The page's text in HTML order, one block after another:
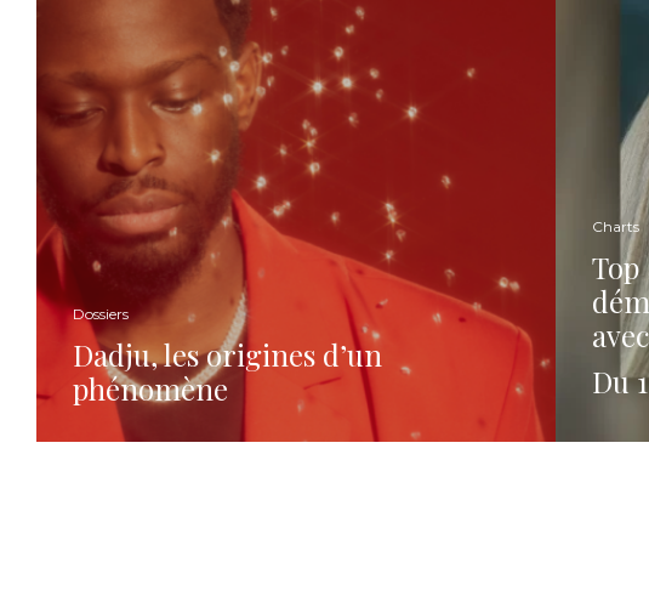
Dossiers
Dadju, les origines d’un
phénomène
Charts
Top
Du